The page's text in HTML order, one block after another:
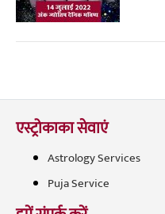
एस्ट्रोकाका सेवाएं
Astrology Services
Puja Service